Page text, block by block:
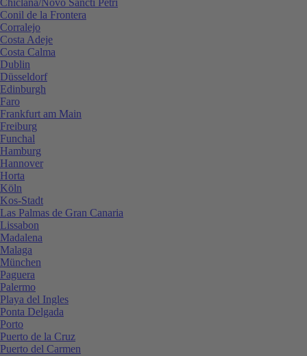
Conil de la Frontera
Corralejo
Costa Adeje
Costa Calma
Dublin
Düsseldorf
Edinburgh
Faro
Frankfurt am Main
Freiburg
Funchal
Hamburg
Hannover
Horta
Köln
Kos-Stadt
Las Palmas de Gran Canaria
Lissabon
Madalena
Malaga
München
Paguera
Palermo
Playa del Ingles
Ponta Delgada
Porto
Puerto de la Cruz
Puerto del Carmen